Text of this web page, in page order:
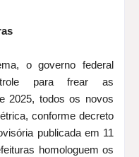
o governo federal
para frear as
2025, todos os novos
conforme decreto
publicada em 11
homologuem os